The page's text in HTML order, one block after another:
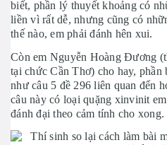
biết, phần lý thuyết khoảng có
liền vì rất dễ, nhưng cũng có
thế nào, em phải đánh hên xui.
Còn em Nguyễn Hoàng Đương
tại chức Cần Thơ) cho hay, phần
như câu 5 đề 296 liên quan đến
câu này có loại quặng xinvinit
đánh đại theo cảm tính cho xong.